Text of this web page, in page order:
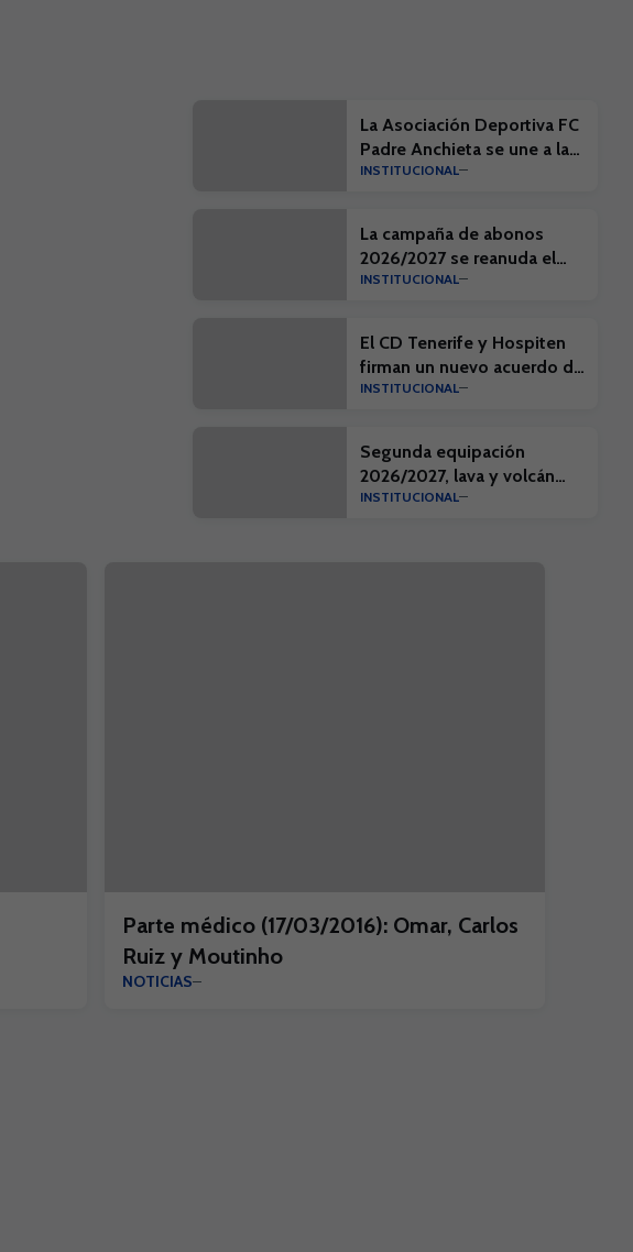
La Asociación Deportiva FC
Padre Anchieta se une a la
campaña ‘Por una Isla
INSTITUCIONAL
La campaña de abonos
2026/2027 se reanuda el
próximo día 10 de agosto
INSTITUCIONAL
El CD Tenerife y Hospiten
firman un nuevo acuerdo de
colaboración
INSTITUCIONAL
Segunda equipación
2026/2027, lava y volcán
que forja nuestra identidad
INSTITUCIONAL
Parte médico (17/03/2016): Omar, Carlos
Ruiz y Moutinho
NOTICIAS